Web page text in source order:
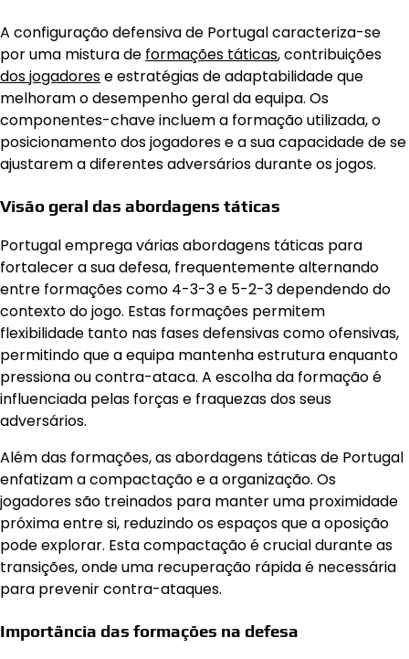
A configuração defensiva de Portugal caracteriza-se
por uma mistura de formações táticas, contribuições
dos jogadorese estratégias de adaptabilidade que
melhoram o desempenho geral da equipa. Os
componentes-chave incluem a formação utilizada, o
posicionamento dos jogadores e a sua capacidade de se
ajustarem a diferentes adversários durante os jogos.
Visão geral das abordagens táticas
Portugal emprega várias abordagens táticas para
fortalecer a sua defesa, frequentemente alternando
entre formações como 4-3-3 e 5-2-3 dependendo do
contexto do jogo. Estas formações permitem
flexibilidade tanto nas fases defensivas como ofensivas,
permitindo que a equipa mantenha estrutura enquanto
pressiona ou contra-ataca. A escolha da formação é
influenciada pelas forças e fraquezas dos seus
adversários.
Além das formações, as abordagens táticas de Portugal
enfatizam a compactação e a organização. Os
jogadores são treinados para manter uma proximidade
próxima entre si, reduzindo os espaços que a oposição
pode explorar. Esta compactação é crucial durante as
transições, onde uma recuperação rápida é necessária
para prevenir contra-ataques.
Importância das formações na defesa